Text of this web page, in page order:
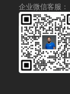
企业微信客服：